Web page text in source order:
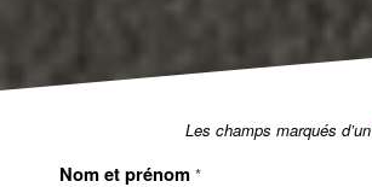
Les champs marqués d’un
Nom et prénom *